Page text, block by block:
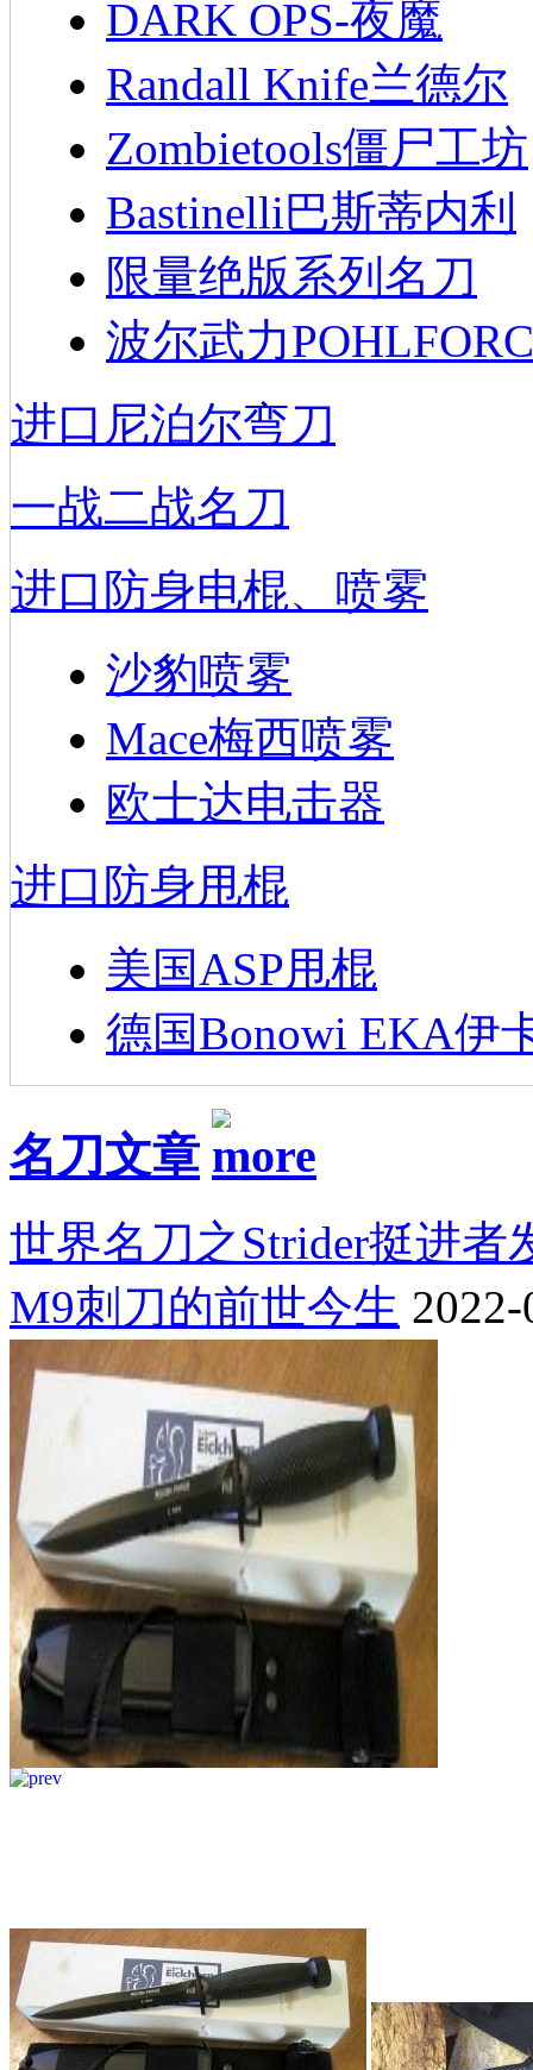
DARK OPS-夜魔
Randall Knife兰德尔
Zombietools僵尸工坊
Bastinelli巴斯蒂内利
限量绝版系列名刀
波尔武力
进口尼泊尔弯刀
一战二战名刀
进口防身电棍、喷雾
沙豹喷雾
Mace梅西喷雾
欧士达电击器
进口防身甩棍
美国ASP甩棍
德国Bonowi EKA伊
名刀文章
世界名刀之Strider挺进者
M9刺刀的前世今生